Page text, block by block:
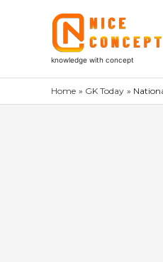
knowledge with concept
Home GK Today